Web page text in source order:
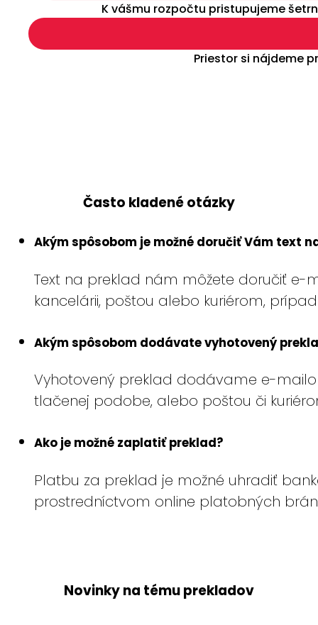
K vášmu rozpočtu pristupujeme
Priestor si nájdeme
Často kladené otázky
Akým spôsobom je možné doručiť Vám text
Text na preklad nám môžete doručiť e-
kancelárii, poštou alebo kuriérom,
Akým spôsobom dodávate vyhotovený
Vyhotovený preklad dodávame e-
tlačenej podobe, alebo poštou či
Ako je možné zaplatiť preklad?
Platbu za preklad je možné uhradiť
prostredníctvom online platobných
Novinky na tému prekladov